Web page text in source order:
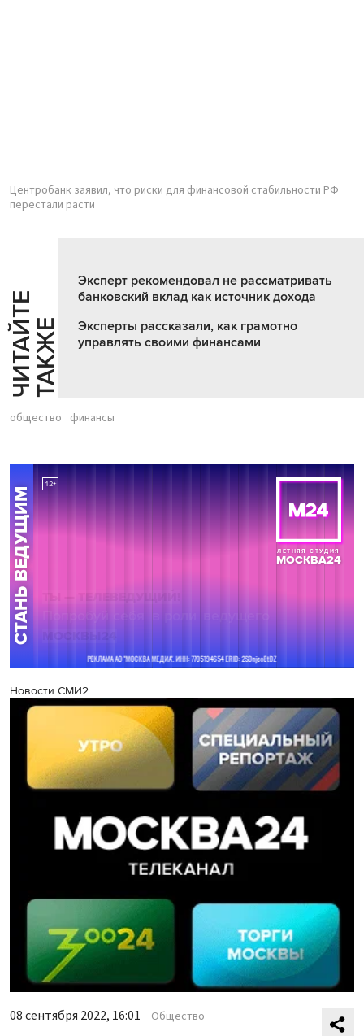
Центробанк заявил, что риски для финансовой стабильности РФ
перестали расти
Ч
И
Т
АЙ
Т
Е
Т
А
К
ЖЕ
Эксперт рекомендовал не рассматривать
банковский вклад как источник дохода
Эксперты рассказали, как грамотно
управлять своими финансами
общество финансы
Новости СМИ2
08 сентября 2022, 16:01 Общество